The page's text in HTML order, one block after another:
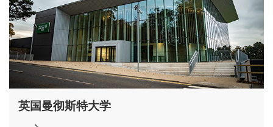
英国曼彻斯特大学